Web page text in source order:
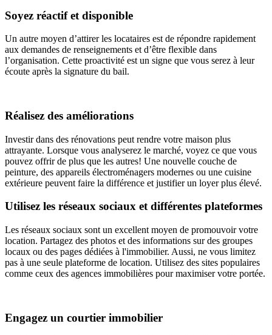
Soyez réactif et disponible
Un autre moyen d’attirer les locataires est de répondre rapidement
aux demandes de renseignements et d’être flexible dans
l’organisation. Cette proactivité est un signe que vous serez à leur
écoute après la signature du bail.
Réalisez des améliorations
Investir dans des rénovations peut rendre votre maison plus
attrayante. Lorsque vous analyserez le marché, voyez ce que vous
pouvez offrir de plus que les autres! Une nouvelle couche de
peinture, des appareils électroménagers modernes ou une cuisine
extérieure peuvent faire la différence et justifier un loyer plus élevé.
Utilisez les réseaux sociaux et différentes plateformes
Les réseaux sociaux sont un excellent moyen de promouvoir votre
location. Partagez des photos et des informations sur des groupes
locaux ou des pages dédiées à l'immobilier. Aussi, ne vous limitez
pas à une seule plateforme de location. Utilisez des sites populaires
comme ceux des agences immobilières pour maximiser votre portée.
Engagez un courtier immobilier